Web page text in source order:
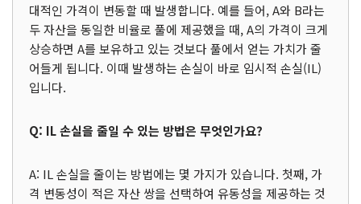
대적인 가격이 변동할 때 발생합니다. 예를 들어, A와 B라는
두 자산을 동일한 비율로 풀에 제공했을 때, A의 가격이 크게
상승하면 A를 보유하고 있는 것보다 풀에서 얻는 가치가 줄
어들게 됩니다. 이때 발생하는 손실이 바로 임시적 손실(IL)
입니다.
Q: IL 손실을 줄일 수 있는 방법은 무엇인가요?
A: IL 손실을 줄이는 방법에는 몇 가지가 있습니다. 첫째, 가
격 변동성이 적은 자산 쌍을 선택하여 유동성을 제공하는 것